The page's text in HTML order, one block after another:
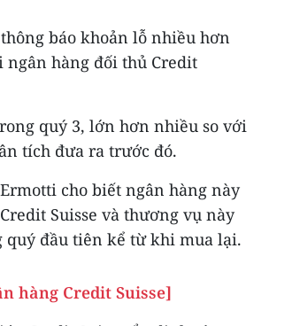
báo khoản lỗ nhiều hơn
hàng đối thủ Credit
quý 3, lớn hơn nhiều so với
tích đưa ra trước đó.
cho biết ngân hàng này
Suisse và thương vụ này
quý đầu tiên kể từ khi mua lại.
hàng Credit Suisse]